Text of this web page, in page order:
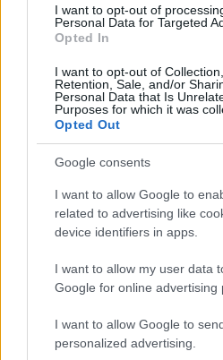
I want to opt-out of
Personal Data for Targeted
Opted In
I want to opt-out of
Retention, Sale, and/or
Personal Data that Is
Purposes for which it was
Opted Out
Google consents
I want to allow Google to
related to advertising like
device identifiers in apps.
I want to allow my user data
Google for online advertising
I want to allow Google to
personalized advertising.
M1 bővítés: már zajlik a
csomópont építése
Tizenegy meglévő csomópontot
különszintű csomópontot hoz létre
bővítésénél.
csomópont
iskoláját
Látványos